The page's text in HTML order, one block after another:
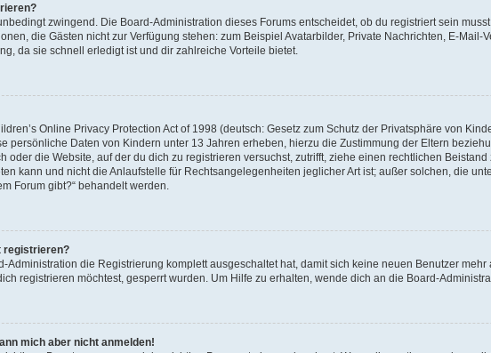
zwingend. Die Board-Administration dieses Forums entscheidet, ob du registriert sein
die Gästen nicht zur Verfügung stehen: zum Beispiel Avatarbilder, Private Nachrichten, E-
da sie schnell erledigt ist und dir zahlreiche Vorteile bietet.
Online Privacy Protection Act of 1998 (deutsch: Gesetz zum Schutz der Privatsphäre von
persönliche Daten von Kindern unter 13 Jahren erheben, hierzu die Zustimmung der Eltern
oder die Website, auf der du dich zu registrieren versuchst, zutrifft, ziehe einen rechtlichen
kann und nicht die Anlaufstelle für Rechtsangelegenheiten jeglicher Art ist; außer solchen, die
Forum gibt?“ behandelt werden.
registrieren?
Administration die Registrierung komplett ausgeschaltet hat, damit sich keine neuen Benutzer
registrieren möchtest, gesperrt wurden. Um Hilfe zu erhalten, wende dich an die Board-
mich aber nicht anmelden!